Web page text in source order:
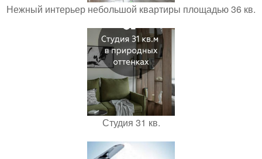
Нежный интерьер небольшой квартиры площадью 36 кв.
Студия 31 кв.